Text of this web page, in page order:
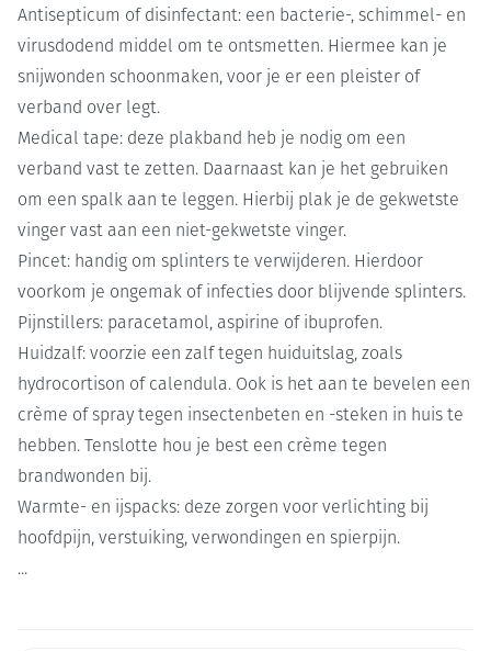
Antisepticum of disinfectant: een bacterie-, schimmel- en
virusdodend middel om te ontsmetten. Hiermee kan je
snijwonden schoonmaken, voor je er een pleister of
verband over legt.
Medical tape: deze plakband heb je nodig om een
verband vast te zetten. Daarnaast kan je het gebruiken
om een spalk aan te leggen. Hierbij plak je de gekwetste
vinger vast aan een niet-gekwetste vinger.
Pincet: handig om splinters te verwijderen. Hierdoor
voorkom je ongemak of infecties door blijvende splinters.
Pijnstillers: paracetamol, aspirine of ibuprofen.
Huidzalf: voorzie een zalf tegen huiduitslag, zoals
hydrocortison of calendula. Ook is het aan te bevelen een
crème of spray tegen insectenbeten en -steken in huis te
hebben. Tenslotte hou je best een crème tegen
brandwonden bij.
Warmte- en ijspacks: deze zorgen voor verlichting bij
hoofdpijn, verstuiking, verwondingen en spierpijn.
...